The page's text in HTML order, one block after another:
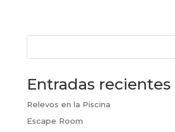
Entradas recientes
Relevos en la Piscina
Escape Room